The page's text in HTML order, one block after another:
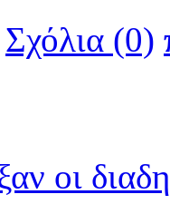
Σχόλια (0)
οι